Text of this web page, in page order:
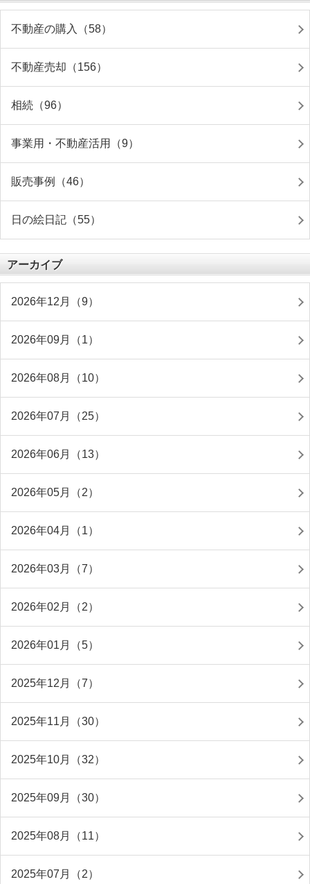
不動産の購入（58）
不動産売却（156）
相続（96）
事業用・不動産活用（9）
販売事例（46）
日の絵日記（55）
アーカイブ
2026年12月（9）
2026年09月（1）
2026年08月（10）
2026年07月（25）
2026年06月（13）
2026年05月（2）
2026年04月（1）
2026年03月（7）
2026年02月（2）
2026年01月（5）
2025年12月（7）
2025年11月（30）
2025年10月（32）
2025年09月（30）
2025年08月（11）
2025年07月（2）